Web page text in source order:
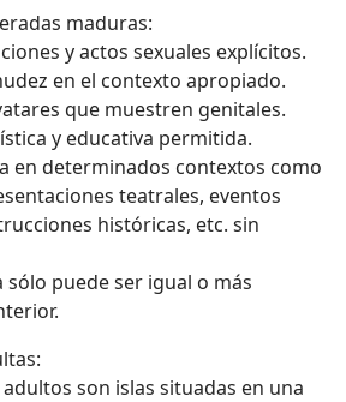
maduras:
y actos sexuales explícitos.
en el contexto apropiado.
que muestren genitales.
y educativa permitida.
en determinados contextos como
teatrales, eventos
históricas, etc. sin
puede ser igual o más
son islas situadas en una